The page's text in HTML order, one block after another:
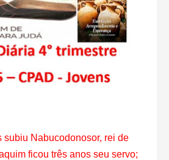
subiu Nabucodonosor, rei de
ficou três anos seu servo;